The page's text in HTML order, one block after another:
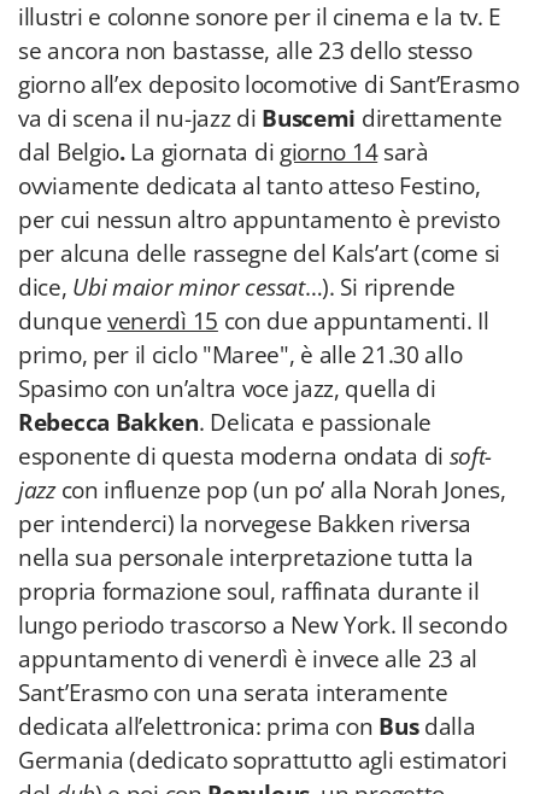
illustri e colonne sonore per il cinema e la tv. E
se ancora non bastasse, alle 23 dello stesso
giorno all’ex deposito locomotive di Sant’Erasmo
va di scena il nu-jazz di Buscemi direttamente
dal Belgio.La giornata di giorno 14sarà
ovviamente dedicata al tanto atteso Festino,
per cui nessun altro appuntamento è previsto
per alcuna delle rassegne del Kals’art (come si
dice, Ubi maior minor cessat…). Si riprende
dunquevenerdì 15 con due appuntamenti. Il
primo, per il ciclo "Maree", è alle 21.30 allo
Spasimo con un’altra voce jazz, quella di
Rebecca Bakken. Delicata e passionale
esponente di questa moderna ondata di soft-
jazzcon influenze pop (un po’ alla Norah Jones,
per intenderci) la norvegese Bakken riversa
nella sua personale interpretazione tutta la
propria formazione soul, raffinata durante il
lungo periodo trascorso a New York. Il secondo
appuntamento di venerdì è invece alle 23 al
Sant’Erasmo con una serata interamente
dedicata all’elettronica: prima con Busdalla
Germania (dedicato soprattutto agli estimatori